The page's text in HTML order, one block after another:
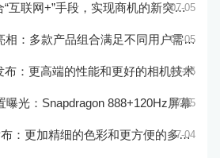
+”手段，实现商机的新突破和市场的新拓展07-05
：多款产品组合满足不同用户需求！07-05
布：更高端的性能和更好的相机技术
07-05
曝光：Snapdragon 888+120Hz屏幕
07-05
更加精细的色彩和更方便的多屏操作07-04